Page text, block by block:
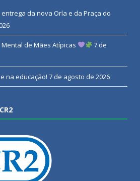
da nova Orla e da Praça do
de Mães Atípicas
7 de
na educação! 7 de agosto de 2026